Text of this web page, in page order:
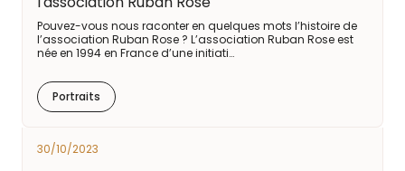
Pouvez-vous nous raconter en quelques mots l’histoire de
l’association Ruban Rose ? L’association Ruban Rose est
née en 1994 en France d’une initiati…
Portraits
30/10/2023